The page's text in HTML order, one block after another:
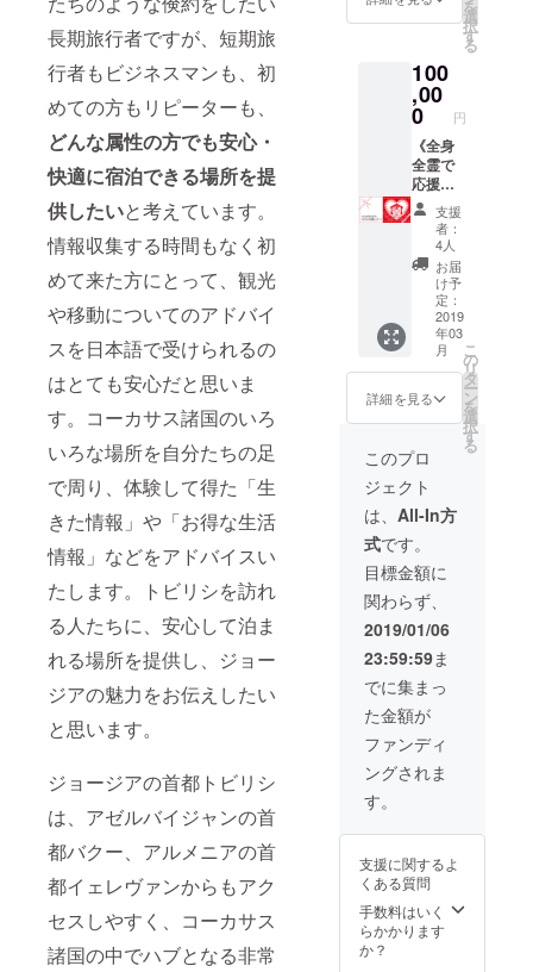
長期旅行者ですが、短期旅
行者もビジネスマンも、初
めての方もリピーターも、
どんな属性の方でも安心・
快適に宿泊できる場所を提
供したいと考えています。
情報収集する時間もなく初
めて来た方にとって、観光
や移動についてのアドバイ
スを日本語で受けられるの
はとても安心だと思いま
す。コーカサス諸国のいろ
いろな場所を自分たちの足
で周り、体験して得た「生
きた情報」や「お得な生活
情報」などをアドバイスい
たします。トビリシを訪れ
る人たちに、安心して泊ま
れる場所を提供し、ジョー
ジアの魅力をお伝えしたい
と思います。
ジョージアの首都トビリシ
は、アゼルバイジャンの首
都バクー、アルメニアの首
都イェレヴァンからもアク
セスしやすく、コーカサス
諸国の中でハブとなる非常
のた
しまし
ては私
たちも
す。防
寒対策
や暖房
器具な
ど準備
する予
定です
が、寒
さに不
安があ
る方は
事前に
くださ
い。 ＊
かい応
援どう
もあり
がとう
ます＊
もので
はあり
ませ
ん。予
めご了
承いた
だきま
すよう
お願い
いたし
ます。
＊あた
たかい
応援あ
りがと
うござ
います
＊
くださ
い。ご
選択の
ない方
は、こ
ちらの
お任せ
となり
ます。
④「nic
otalishv
ili」オリ
ジナル
ステッ
カー 2
礼のお
手紙
ら感謝
の気持
ちを込
めた直
筆お手
紙 ⑥こ
れから
作成す
るゲス
トハウ
スの
ウェブ
サイト
に、ご
支援者
として
お名前
を掲載
きま
す。 ※
お名前
の掲載
が不要
な方
個室1名
様ご利
朝食1名
様分の
差額を
ご返金
するこ
とはい
たしか
ねます
ので予
めご了
承くだ
さい。
※通常の
ご宿泊
に、
ウェル
カムワ
インと
朝食
サービ
スはつ
いてお
りませ
ん。 ※
お届け
予定月
はあく
までも
目安と
なり、
保証す
るもの
ではあ
りませ
ん。小
さなゲ
ストハ
ウスで
と限ら
るた
め、満
室の際
はご希
望の日
うござ
います
方限定
となっ
す。本
州・四
国への
配送を
ご希望
される
方は、
専用の
コース
をご選
択くだ
さい。
＊あた
たかい
応援ど
うもあ
りがと
うござ
います
＊
手紙は
ワイン
送にな
り、お
届けは3
月頃を
予定し
ており
ます。
※※本
州・四
国にお
届けの
方限定
となっ
ていま
す。北
海道・
九州・
の配送
をご希
る方
は、専
用の
コース
をご選
択くだ
さい。
＊あた
たかい
応援ど
うもあ
りがと
うござ
います
＊
ニック
インに
ついて
の詳細
説明
は、本
文をご
覧くだ
さい。
※順次発
送準備
をいた
します
が、
nicoと
Tallyか
らの感
手紙は
ワイン
送にな
り、お
届けは3
月頃を
予定し
ており
ます。
※※本
州・四
国にお
届けの
方限定
となっ
ていま
す。北
海道・
九州・
沖縄へ
望され
る方
は、専
用の
コース
をご選
に、ご
お名前
を掲載
させて
きま
す。 ※
お名前
の掲載
が不要
な方
は、備
考欄に
てその
旨お知
らせく
ださ
ニック
ネーム
インに
ついて
の詳細
説明
文をご
覧くだ
さい。
※順次発
送準備
をいた
します
が、
nicoと
Tallyか
らの感
謝のお
手紙は
送にな
り、お
届けは3
月頃を
予定し
ており
枚 ③お
礼のお
手紙
nicoと
Tallyか
ら感謝
の気持
ちを込
めた直
筆お手
紙 ④こ
れから
作成す
るゲス
トハウ
スの
ウェブ
サイト
として
を掲載
させて
いただ
きま
す。 ※
お名前
の掲載
が不要
は、備
考欄に
てその
旨お知
らせく
ださ
い。
可 ※ワ
インに
ついて
の詳細
説明
は、本
のお手
紙 nico
とTally
から感
謝の気
持ちを
込めた
直筆お
手紙（2
名様
分）
を、手
渡しい
たしま
す。 ⑦
これか
ら作成
するゲ
ウェブ
サイト
に、ご
支援者
として
お名前
を掲載
させて
いただ
きま
す。 ※
お名前
の掲載
が不要
な方
は、備
考欄に
てその
ださ
い。
ニック
ネーム
可 ※宿
泊券は
alishvili
」の活
援した
いとい
う方の
ための
コース
です。
せめて
ものお
礼に、
お手紙
とオリ
ジナル
ステッ
カーを
お送り
いたし
ます。
①「nic
otalishv
ili」オリ
ジナル
ステッ
カー 5
枚 ②お
礼のお
手紙
nicoと
Tallyか
ら感謝
の気持
ちを込
めた直
筆お手
紙 ③こ
れから
作成す
るゲス
トハウ
サイト
支援者
として
お名前
を掲載
させて
を
選
択
す
る
100
,00
0 円
《全身
全霊で
応援
100,000
円コー
ス》 リ
ターン
を何も
期待せ
ずに、
全身全
霊で
「nicot
alishvili
」の活
動を応
援した
いとい
う方の
ための
コース
です。
せめて
ものお
礼に、
お手紙
とオリ
ジナル
ステッ
カーを
お送り
いたし
ます。
①「nic
ジナル
カー 10
枚 ②お
礼のお
手紙
nicoと
支援
者：
4人
お届
け予
定：
2019
年03
月
詳細を見る
こ
の
リ
タ
ー
ン
を
選
択
す
る
このプロ
ジェクト
は、 All-In方
式です。
目標金額に
関わらず、
2019/01/06
23:59:59ま
でに集まっ
た金額が
ファンディ
ングされま
す。
支援に関するよ
くある質問
手数料はいく
らかかります
か？